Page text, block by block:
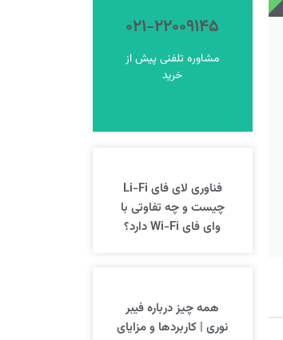
۰۲۱-۲۲۰۰۹۱۴۵
مشاوره تلفنی پیش از
خرید
خرید آنلاین
فروشگاه شوید
فناوری لای فای Li-Fi
چیست و چه تفاوتی با
وای فای Wi-Fi دارد؟
همه چیز درباره فیبر
نوری | کاربردها و مزایای